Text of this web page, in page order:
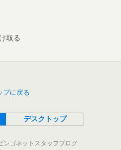
取る
プに戻る
デスクトップ
ゴネットスタッフブログ